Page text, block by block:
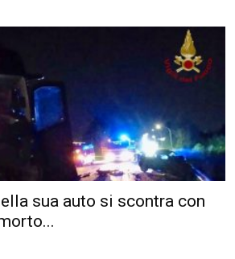
sua auto si scontra con